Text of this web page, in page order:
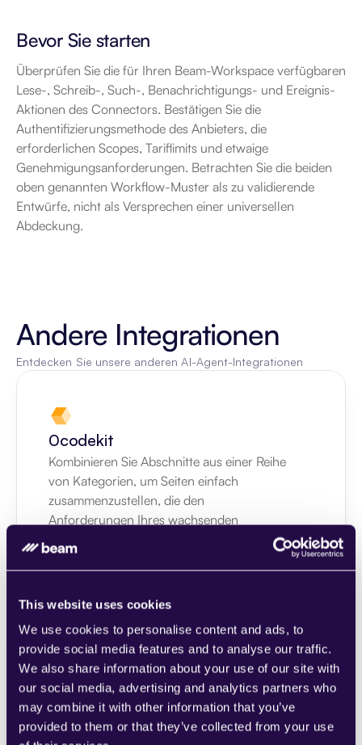
This website uses cookies
We use cookies to personalise content and ads, to
provide social media features and to analyse our traffic.
We also share information about your use of our site with
our social media, advertising and analytics partners who
may combine it with other information that you’ve
provided to them or that they’ve collected from your use
Bevor Sie starten
Überprüfen Sie die für Ihren Beam-Workspace verfügbaren
Lese-, Schreib-, Such-, Benachrichtigungs- und Ereignis-
Aktionen des Connectors. Bestätigen Sie die
Authentifizierungsmethode des Anbieters, die
erforderlichen Scopes, Tariflimits und etwaige
Genehmigungsanforderungen. Betrachten Sie die beiden
oben genannten Workflow-Muster als zu validierende
Entwürfe, nicht als Versprechen einer universellen
Abdeckung.
Andere Integrationen
Entdecken Sie unsere anderen AI-Agent-Integrationen
0codekit
Kombinieren Sie Abschnitte aus einer Reihe
von Kategorien, um Seiten einfach
zusammenzustellen, die den
Anforderungen Ihres wachsenden
Learn more
1CRM
Kombinieren Sie Abschnitte aus einer Reihe
von Kategorien, um Seiten einfach